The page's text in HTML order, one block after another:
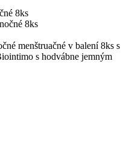
8ks
menštruačné v balení 8ks s
s hodvábne jemným